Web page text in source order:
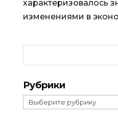
характеризовалось
изменениями в
Рубрики
Рубрики